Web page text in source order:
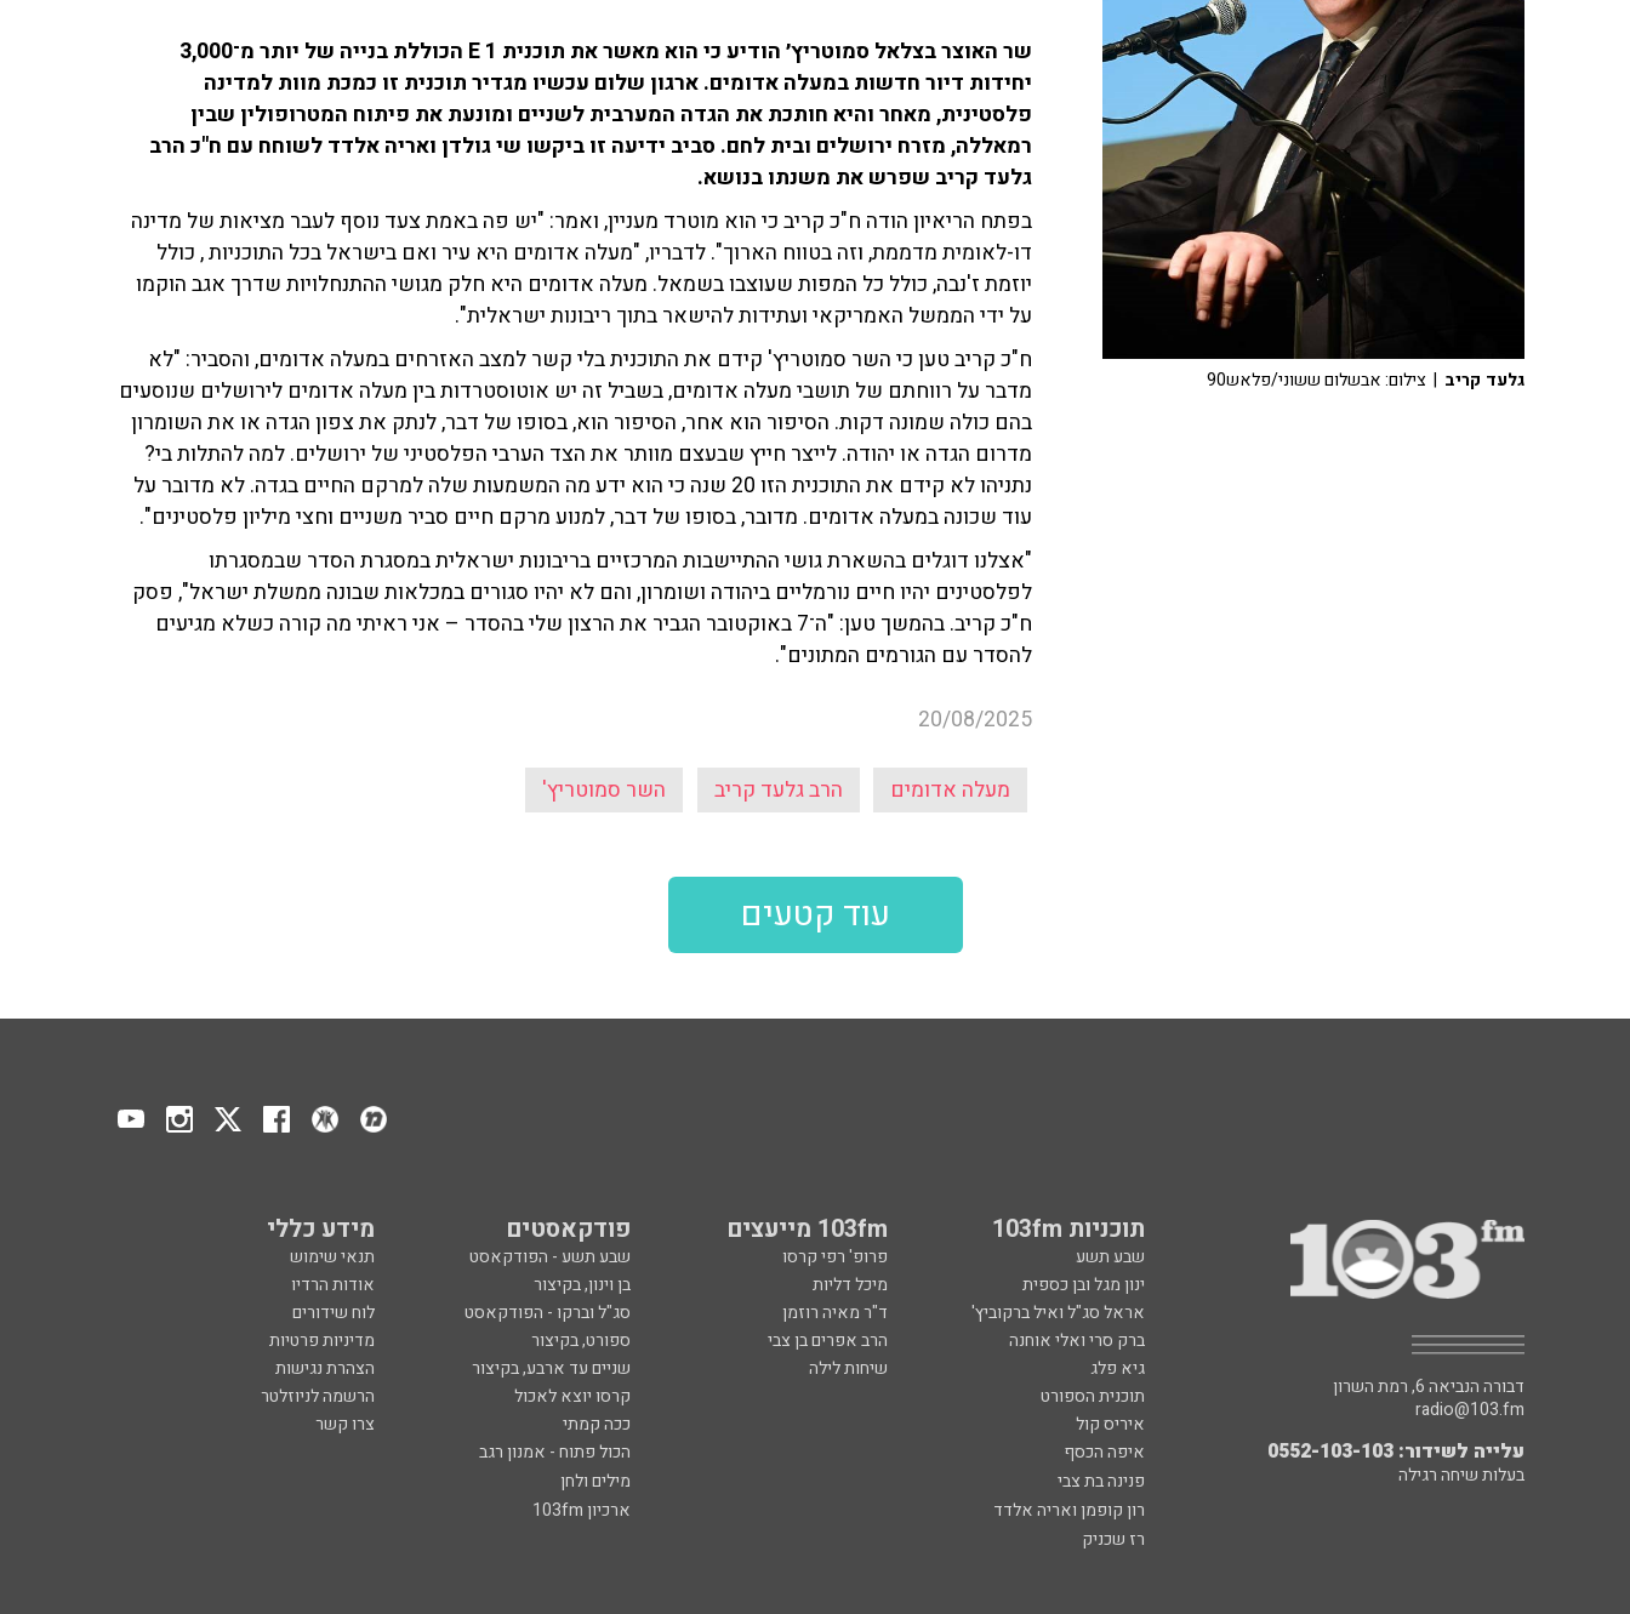
שר האוצר בצלאל סמוטריץ׳ הודיע כי הוא מאשר את תוכנית 1 E הכוללת בנייה של יותר מ־3,000
יחידות דיור חדשות במעלה אדומים. ארגון שלום עכשיו מגדיר תוכנית זו כמכת מוות למדינה
פלסטינית, מאחר והיא חותכת את הגדה המערבית לשניים ומונעת את פיתוח המטרופולין שבין
רמאללה, מזרח ירושלים ובית לחם. סביב ידיעה זו ביקשו שי גולדן ואריה אלדד לשוחח עם ח"כ הרב
גלעד קריב שפרש את משנתו בנושא.
בפתח הריאיון הודה ח"כ קריב כי הוא מוטרד מעניין, ואמר: "יש פה באמת צעד נוסף לעבר מציאות של מדינה
דו-לאומית מדממת, וזה בטווח הארוך". לדבריו, "מעלה אדומים היא עיר ואם בישראל בכל התוכניות , כולל
יוזמת ז'נבה, כולל כל המפות שעוצבו בשמאל. מעלה אדומים היא חלק מגושי ההתנחלויות שדרך אגב הוקמו
על ידי הממשל האמריקאי ועתידות להישאר בתוך ריבונות ישראלית".
ח"כ קריב טען כי השר סמוטריץ' קידם את התוכנית בלי קשר למצב האזרחים במעלה אדומים, והסביר: "לא
מדבר על רווחתם של תושבי מעלה אדומים, בשביל זה יש אוטוסטרדות בין מעלה אדומים לירושלים שנוסעים
בהם כולה שמונה דקות. הסיפור הוא אחר, הסיפור הוא, בסופו של דבר, לנתק את צפון הגדה או את השומרון
מדרום הגדה או יהודה. לייצר חייץ שבעצם מוותר את הצד הערבי הפלסטיני של ירושלים. למה להתלות בי?
נתניהו לא קידם את התוכנית הזו 20 שנה כי הוא ידע מה המשמעות שלה למרקם החיים בגדה. לא מדובר על
עוד שכונה במעלה אדומים. מדובר, בסופו של דבר, למנוע מרקם חיים סביר משניים וחצי מיליון פלסטינים".
"אצלנו דוגלים בהשארת גושי ההתיישבות המרכזיים בריבונות ישראלית במסגרת הסדר שבמסגרתו
לפלסטינים יהיו חיים נורמליים ביהודה ושומרון, והם לא יהיו סגורים במכלאות שבונה ממשלת ישראל", פסק
ח"כ קריב. בהמשך טען: "ה־7 באוקטובר הגביר את הרצון שלי בהסדר – אני ראיתי מה קורה כשלא מגיעים
להסדר עם הגורמים המתונים".
20/08/2025
מעלה אדומים הרב גלעד קריב השר סמוטריץ'
גלעד קריב | צילום: אבשלום ששוני/פלאש90
עוד קטעים
תוכניות 103fm 103fm מייעצים פודקאסטים מידע כללי
שבע תשע פרופ' רפי קרסו שבע תשע - הפודקאסט
תנאי שימוש
ינון מגל ובן כספית
מיכל דליות בן וינון, בקיצור
אודות הרדיו
אראל סג"ל ואיל ברקוביץ'
ד"ר מאיה רוזמן סג"ל וברקו - הפודקאסט
לוח שידורים
ברק סרי ואלי אוחנה
הרב אפרים בן צבי ספורט, בקיצור
מדיניות פרטיות
גיא פלג
שיחות לילה שניים עד ארבע, בקיצור
הצהרת נגישות
תוכנית הספורט
קרסו יוצא לאכול
הרשמה לניוזלטר
איריס קול
ככה קמתי
צרו קשר
איפה הכסף
הכול פתוח - אמנון רגב
פנינה בת צבי
מילים ולחן
רון קופמן ואריה אלדד
ארכיון 103fm
רז שכניק
דבורה הנביאה 6, רמת השרון
radio@103.fm
עלייה לשידור: 0552-103-103
בעלות שיחה רגילה